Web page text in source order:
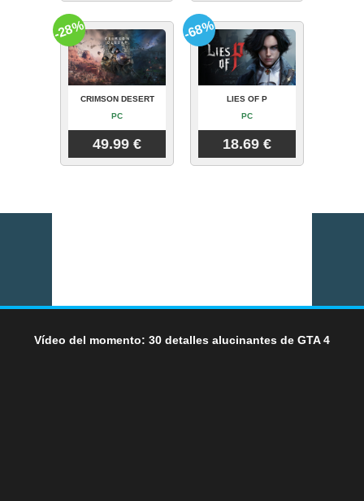
CRIMSON DESERT
PC
49.99 €
-28%
LIES OF P
PC
18.69 €
-68%
Vídeo del momento: 30 detalles alucinantes de GTA 4